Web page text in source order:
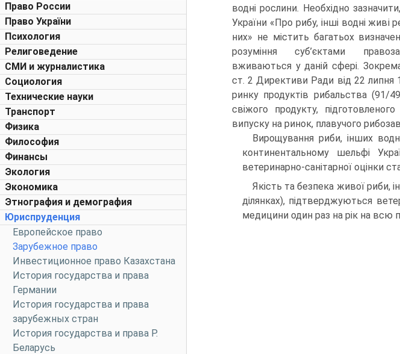
Право России
Право України
Психология
Религоведение
СМИ и журналистика
Социология
Технические науки
Транспорт
Физика
Философия
Финансы
Экология
Экономика
Этнография и демография
Юриспруденция
Европейское право
Зарубежное право
Инвестиционное право Казахстана
История государства и права
Германии
История государства и права
зарубежных стран
История государства и права Р.
Беларусь
водні рослини. Необхідно
України «Про рибу, інші водні живі
них» не містить багатьох
розуміння суб’єктами
вживаються у даній сфері.
ст. 2 Директиви Ради від 22 липня
ринку продуктів рибальства (91/
свіжого продукту,
випуску на ринок, плавучого
Вирощування риби, інших
континентальному шельфі
ветеринарно-санітарної оцінки
Якість та безпека живої риби,
ділянках), підтверджуються
медицини один раз на рік на всю